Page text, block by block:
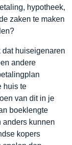
hypotheek,
zaken te maken
dat huiseigenaren
andere
huis te
van dit in je
boeklengte
anders kunnen
kopers